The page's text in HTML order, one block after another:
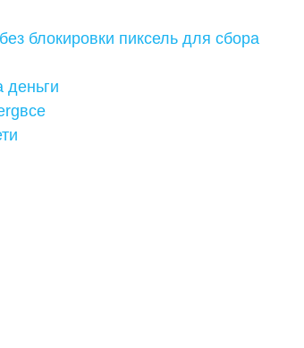
блокировки пиксель для сбора